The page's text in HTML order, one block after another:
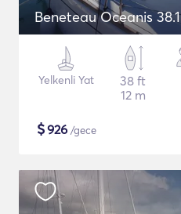
Beneteau Oceanis 38.1
Yelkenli Yat
38 ft
12 m
$926 /gece